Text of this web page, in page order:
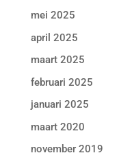
mei 2025
april 2025
maart 2025
februari 2025
januari 2025
maart 2020
november 2019